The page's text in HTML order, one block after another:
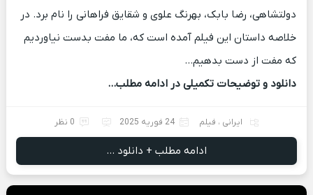
دولتشاهی، رضا بابک، بهرنگ علوی و شقایق فراهانی را نام برد. در
خلاصه داستان این فیلم آمده است که، ما مفت بدست نیاوردیم
که مفت از دست بدهیم…
دانلود و توضیحات تکمیلی در ادامه مطلب…
ایرانی ، فیلم 24 فوریه 2025 0 نظر
ادامه مطلب + دانلود ...